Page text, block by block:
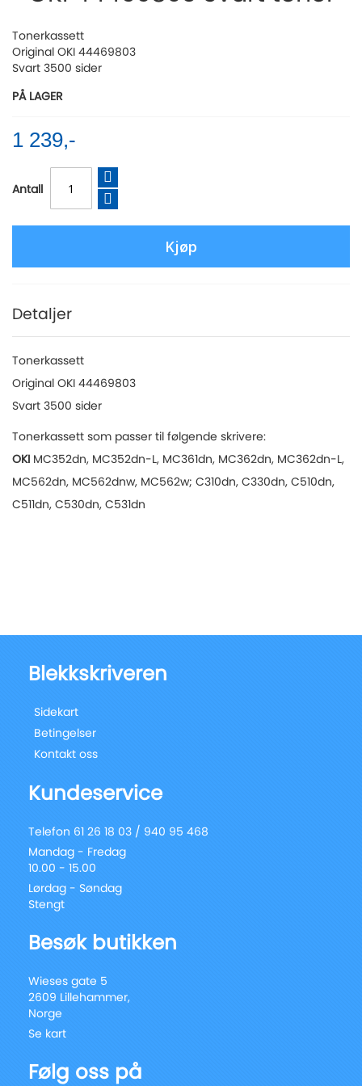
images
gallery
Tonerkassett
Original OKI 44469803
Svart 3500 sider
PÅ LAGER
1 239,-
Antall
Kjøp
Detaljer
Tonerkassett
Original OKI 44469803
Svart 3500 sider
Tonerkassett som passer til følgende skrivere:
OKI MC352dn, MC352dn-L, MC361dn, MC362dn, MC362dn-L,
MC562dn, MC562dnw, MC562w; C310dn, C330dn, C510dn,
C511dn, C530dn, C531dn
Blekkskriveren
Sidekart
Betingelser
Kontakt oss
Kundeservice
Telefon 61 26 18 03 / 940 95 468
Mandag - Fredag
10.00 - 15.00
Lørdag - Søndag
Stengt
Besøk butikken
Wieses gate 5
2609 Lillehammer,
Norge
Se kart
Følg oss på